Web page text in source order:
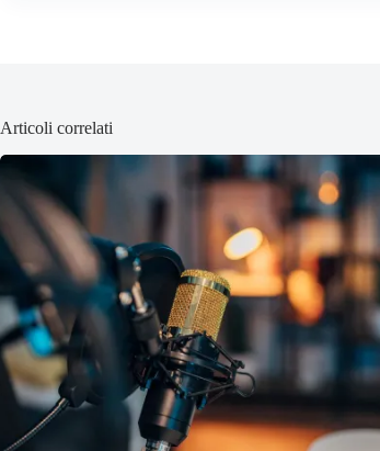
Articoli correlati